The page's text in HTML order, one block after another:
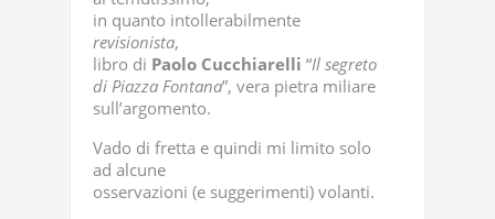
in quanto intollerabilmente
revisionista,
libro di Paolo Cucchiarelli “Il segreto
di Piazza Fontana”, vera pietra miliare
sull’argomento.
Vado di fretta e quindi mi limito solo
ad alcune
osservazioni (e suggerimenti) volanti.